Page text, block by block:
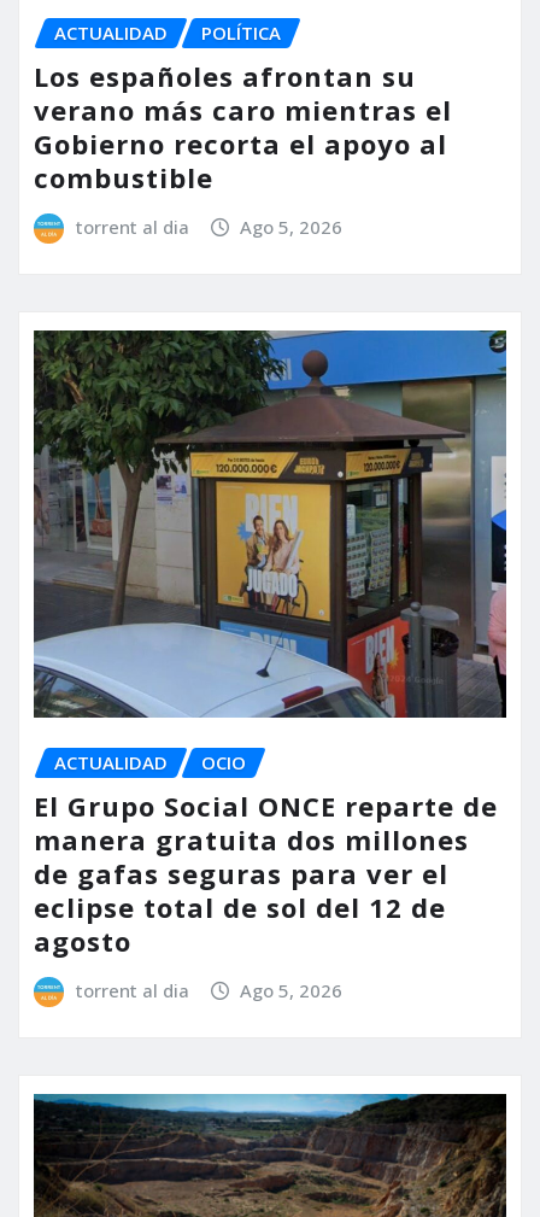
ACTUALIDAD POLÍTICA
Los españoles afrontan su
verano más caro mientras el
Gobierno recorta el apoyo al
combustible
torrent al dia Ago 5, 2026
ACTUALIDAD OCIO
El Grupo Social ONCE reparte de
manera gratuita dos millones
de gafas seguras para ver el
eclipse total de sol del 12 de
agosto
torrent al dia Ago 5, 2026